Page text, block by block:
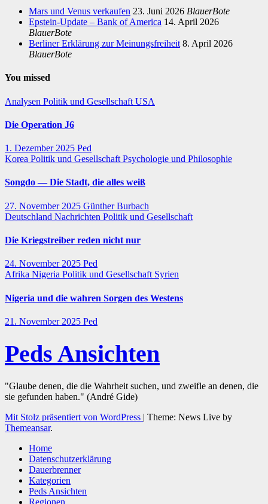
Mars und Venus verkaufen 23. Juni 2026 BlauerBote
Epstein-Update – Bank of America 14. April 2026
BlauerBote
Berliner Erklärung zur Meinungsfreiheit 8. April 2026
BlauerBote
You missed
Analysen Politik und Gesellschaft USA
Die Operation J6
1. Dezember 2025 Ped
Korea Politik und Gesellschaft Psychologie und Philosophie
Songdo — Die Stadt, die alles weiß
27. November 2025 Günther Burbach
Deutschland Nachrichten Politik und Gesellschaft
Die Kriegstreiber reden nicht nur
24. November 2025 Ped
Afrika Nigeria Politik und Gesellschaft Syrien
Nigeria und die wahren Sorgen des Westens
21. November 2025 Ped
Peds Ansichten
"Glaube denen, die die Wahrheit suchen, und zweifle an denen, die
sie gefunden haben." (André Gide)
Mit Stolz präsentiert von WordPress | Theme: News Live by
Themeansar.
Home
Datenschutzerklärung
Dauerbrenner
Kategorien
Peds Ansichten
Regionen